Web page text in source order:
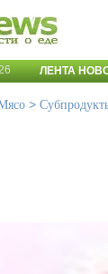
ЛЕНТА
>